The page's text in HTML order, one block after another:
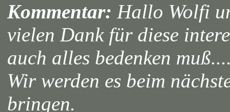
Kommentar: Hallo Wolfi
vielen Dank für diese
auch alles bedenken
Wir werden es beim
bringen.